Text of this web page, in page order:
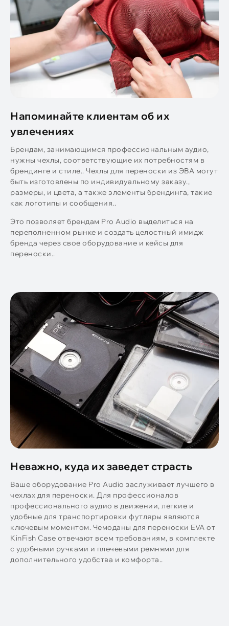
Напоминайте клиентам об их
увлечениях
Брендам, занимающимся профессиональным аудио,
нужны чехлы, соответствующие их потребностям в
брендинге и стиле.. Чехлы для переноски из ЭВА могут
быть изготовлены по индивидуальному заказу.,
размеры, и цвета, а также элементы брендинга, такие
как логотипы и сообщения..
Это позволяет брендам Pro Audio выделиться на
переполненном рынке и создать целостный имидж
бренда через свое оборудование и кейсы для
переноски..
Неважно, куда их заведет страсть
Ваше оборудование Pro Audio заслуживает лучшего в
чехлах для переноски. Для профессионалов
профессионального аудио в движении, легкие и
удобные для транспортировки футляры являются
ключевым моментом. Чемоданы для переноски EVA от
KinFish Case отвечают всем требованиям, в комплекте
с удобными ручками и плечевыми ремнями для
дополнительного удобства и комфорта..